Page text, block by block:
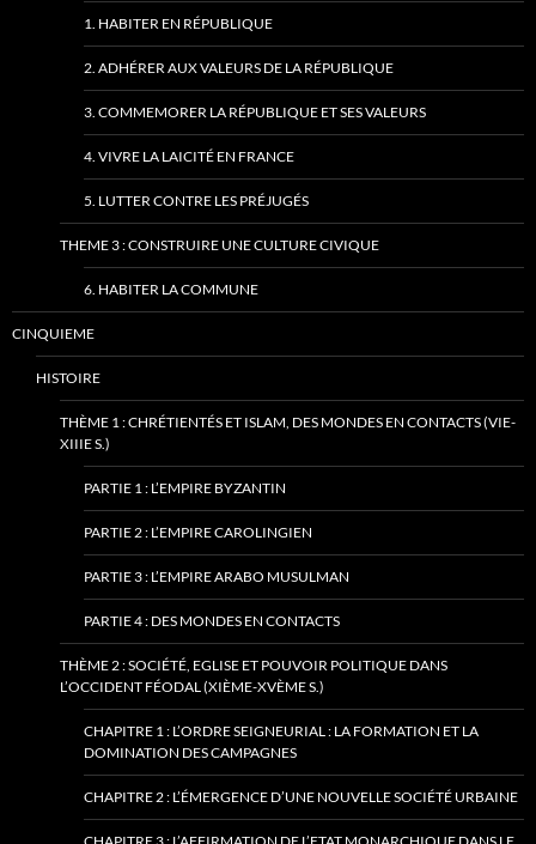
1. HABITER EN RÉPUBLIQUE
2. ADHÉRER AUX VALEURS DE LA RÉPUBLIQUE
3. COMMEMORER LA RÉPUBLIQUE ET SES VALEURS
4. VIVRE LA LAICITÉ EN FRANCE
5. LUTTER CONTRE LES PRÉJUGÉS
THEME 3 : CONSTRUIRE UNE CULTURE CIVIQUE
6. HABITER LA COMMUNE
CINQUIEME
HISTOIRE
THÈME 1 : CHRÉTIENTÉS ET ISLAM, DES MONDES EN CONTACTS (VIE-
XIIIE S.)
PARTIE 1 : L’EMPIRE BYZANTIN
PARTIE 2 : L’EMPIRE CAROLINGIEN
PARTIE 3 : L’EMPIRE ARABO MUSULMAN
PARTIE 4 : DES MONDES EN CONTACTS
THÈME 2 : SOCIÉTÉ, EGLISE ET POUVOIR POLITIQUE DANS
L’OCCIDENT FÉODAL (XIÈME-XVÈME S.)
CHAPITRE 1 : L’ORDRE SEIGNEURIAL : LA FORMATION ET LA
DOMINATION DES CAMPAGNES
CHAPITRE 2 : L’ÉMERGENCE D’UNE NOUVELLE SOCIÉTÉ URBAINE